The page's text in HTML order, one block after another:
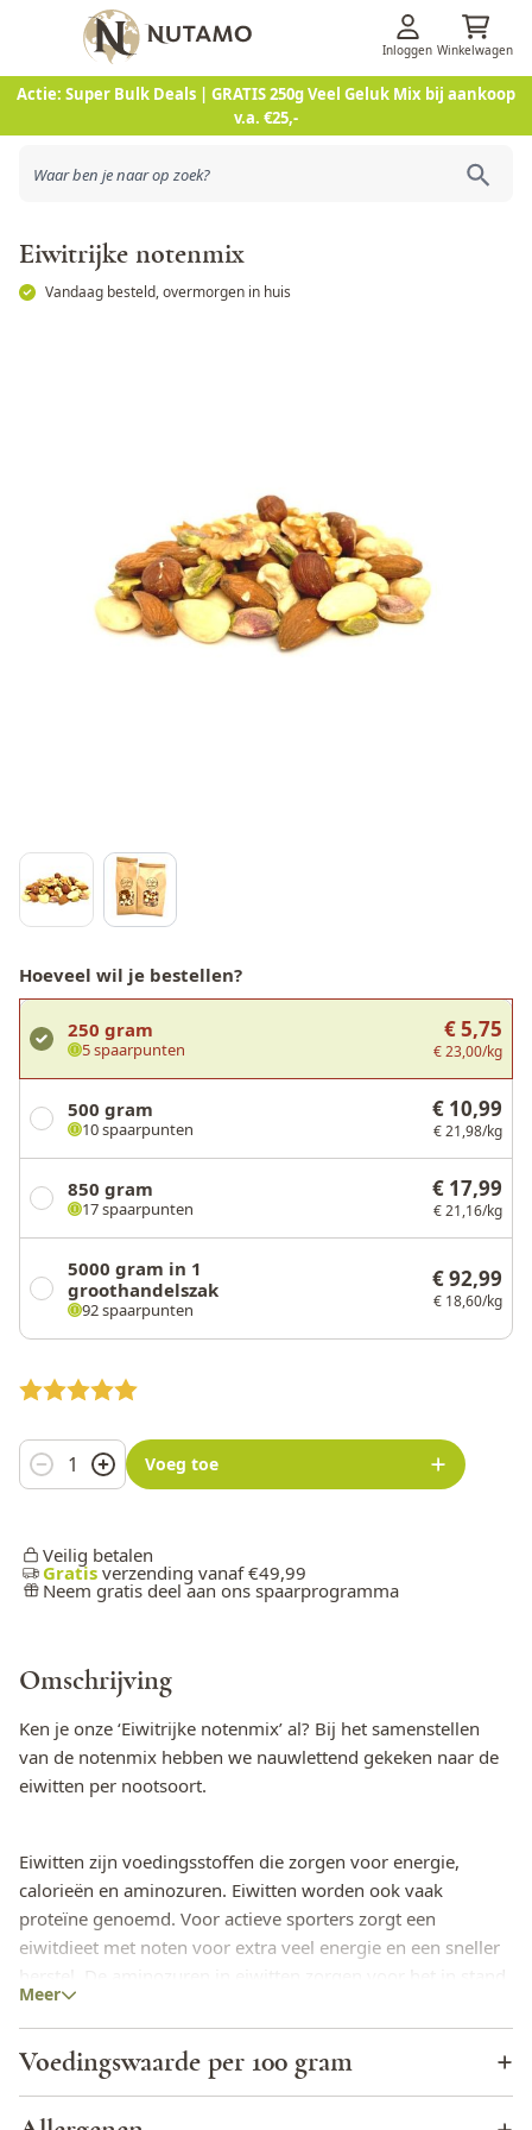
Actie: Super Bulk Deals | GRATIS 250g Veel Geluk Mix bij aankoop
v.a. €25,-
Ga naar de inhoud
Inloggen Winkelwagen
Eiwitrijke notenmix
Vandaag besteld, overmorgen in huis
Hoeveel wil je bestellen?
250 gram
5 spaarpunten
€ 5,75
€ 23,00/kg
500 gram
10 spaarpunten
€ 10,99
€ 21,98/kg
850 gram
17 spaarpunten
€ 17,99
€ 21,16/kg
5000 gram in 1
groothandelszak
92 spaarpunten
€ 92,99
€ 18,60/kg
Aantal Voeg toe
Veilig betalen
Gratis verzending vanaf €49,99
Neem gratis deel aan ons spaarprogramma
Omschrijving
Ken je onze ‘Eiwitrijke notenmix’ al? Bij het samenstellen
van de notenmix hebben we nauwlettend gekeken naar de
eiwitten per nootsoort.
Eiwitten zijn voedingsstoffen die zorgen voor energie,
calorieën en aminozuren. Eiwitten worden ook vaak
proteïne genoemd. Voor actieve sporters zorgt een
eiwitdieet met noten voor extra veel energie en een sneller
herstel. De aminozuren in eiwitten zorgen voor het in stand
houden van het spierweefsel. Verder kan een dieet met veel
eiwitten ervoor zorgen om op gewicht te blijven.
Meer
Voedingswaarde per 100 gram
Energie (KJ)